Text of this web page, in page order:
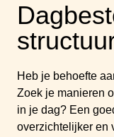
Heb je behoefte
Zoek je manieren
in je dag? Een
overzichtelijker en